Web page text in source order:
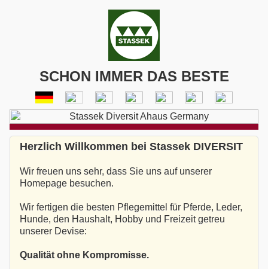
SCHON IMMER DAS BESTE
Herzlich Willkommen bei Stassek DIVERSIT
Wir freuen uns sehr, dass Sie uns auf unserer
Homepage besuchen.
Wir fertigen die besten Pflegemittel für Pferde, Leder,
Hunde, den Haushalt, Hobby und Freizeit getreu
unserer Devise:
Qualität ohne Kompromisse.